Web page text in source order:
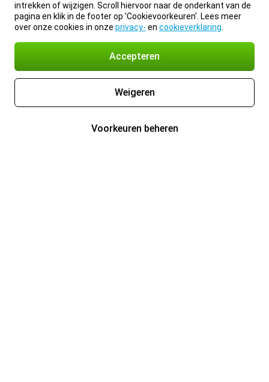
intrekken of wijzigen. Scroll hiervoor naar de onderkant van de
pagina en klik in de footer op 'Cookievoorkeuren'. Lees meer
over onze cookies in onze privacy- en cookieverklaring
Accepteren
Weigeren
Voorkeuren beheren